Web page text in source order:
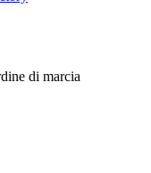
di marcia